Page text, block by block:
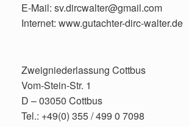
E-Mail: sv.dircwalter@gmail.com
Internet: www.gutachter-dirc-walter.de
Zweigniederlassung Cottbus
Vom-Stein-Str. 1
D – 03050 Cottbus
Tel.: +49(0) 355 / 499 0 7098